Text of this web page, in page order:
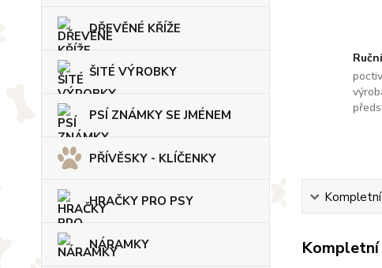
DŘEVĚNÉ KŘÍŽE
ŠITÉ VÝROBKY
PSÍ ZNÁMKY SE JMÉNEM
PŘÍVĚSKY - KLÍČENKY
HRAČKY PRO PSY
NÁRAMKY